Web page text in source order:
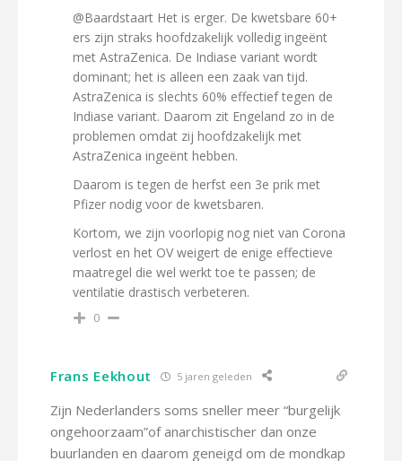
@Baardstaart Het is erger. De kwetsbare 60+
ers zijn straks hoofdzakelijk volledig ingeënt
met AstraZenica. De Indiase variant wordt
dominant; het is alleen een zaak van tijd.
AstraZenica is slechts 60% effectief tegen de
Indiase variant. Daarom zit Engeland zo in de
problemen omdat zij hoofdzakelijk met
AstraZenica ingeënt hebben.
Daarom is tegen de herfst een 3e prik met
Pfizer nodig voor de kwetsbaren.
Kortom, we zijn voorlopig nog niet van Corona
verlost en het OV weigert de enige effectieve
maatregel die wel werkt toe te passen; de
ventilatie drastisch verbeteren.
0
Frans Eekhout 5 jaren geleden
Zijn Nederlanders soms sneller meer “burgelijk
ongehoorzaam”of anarchistischer dan onze
buurlanden en daarom geneigd om de mondkap